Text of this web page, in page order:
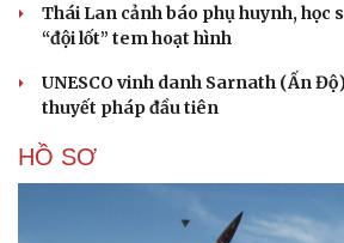
Thái Lan cảnh báo phụ huynh, học
“đội lốt” tem hoạt hình
UNESCO vinh danh Sarnath (Ấn
thuyết pháp đầu tiên
HỒ SƠ